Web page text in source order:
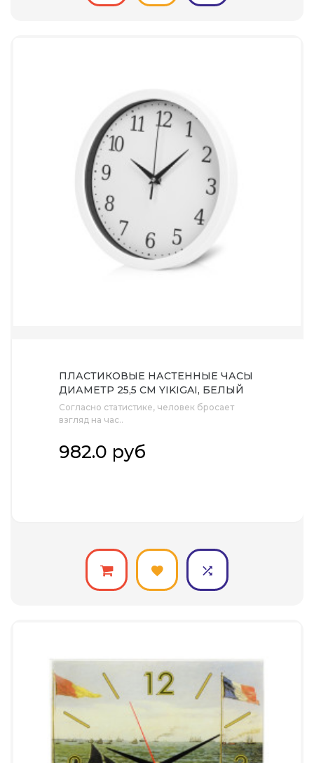
ПЛАСТИКОВЫЕ НАСТЕННЫЕ ЧАСЫ
ДИАМЕТР 25,5 СМ YIKIGAI, БЕЛЫЙ
Согласно статистике, человек бросает
взгляд на час..
982.0 руб